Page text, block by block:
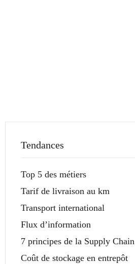
Tendances
Top 5 des métiers
Tarif de livraison au km
Transport international
Flux d’information
7 principes de la Supply Chain
Coût de stockage en entrepôt